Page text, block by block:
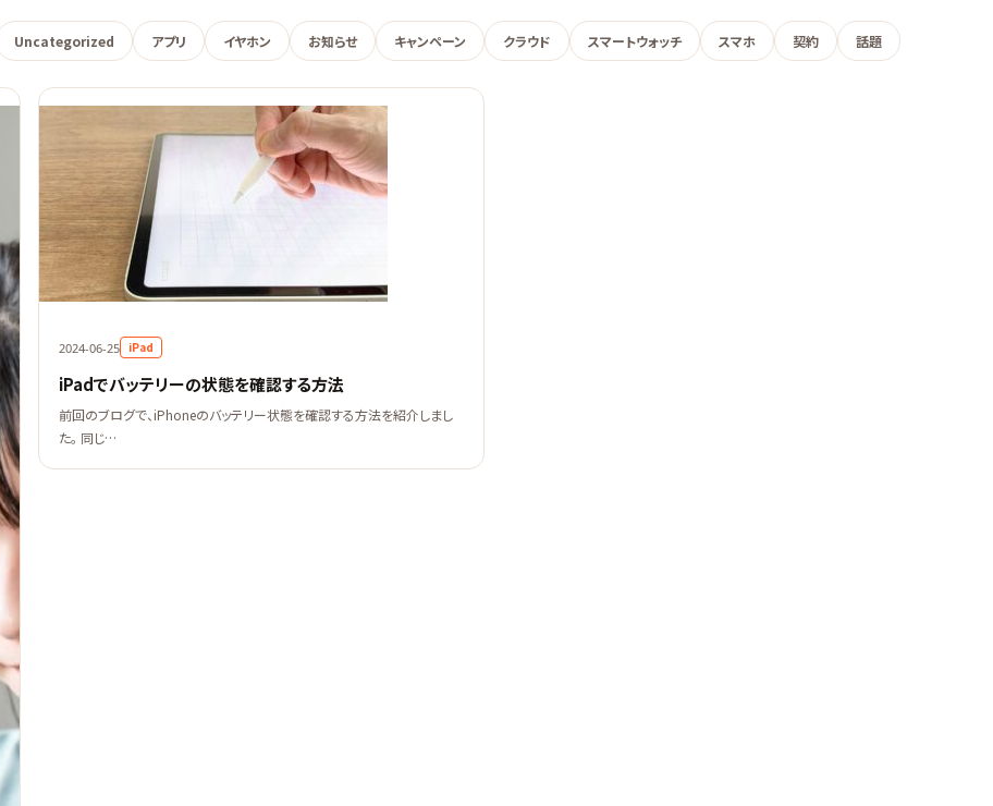
Uncategorized アプリ イヤホン お知らせ キャンペーン クラウド スマートウォッチ スマホ 契約 話題
2024-06-25 iPad
iPadでバッテリーの状態を確認する方法
前回のブログで、iPhoneのバッテリー状態を確認する方法を紹介しまし
た。 同じ…